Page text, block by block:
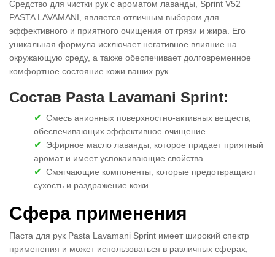
Средство для чистки рук с ароматом лаванды, Sprint V52
PASTA LAVAMANI, является отличным выбором для
эффективного и приятного очищения от грязи и жира. Его
уникальная формула исключает негативное влияние на
окружающую среду, а также обеспечивает долговременное
комфортное состояние кожи ваших рук.
Состав Pasta Lavamani Sprint:
Смесь анионных поверхностно-активных веществ,
обеспечивающих эффективное очищение.
Эфирное масло лаванды, которое придает приятный
аромат и имеет успокаивающие свойства.
Смягчающие компоненты, которые предотвращают
сухость и раздражение кожи.
Сфера применения
Паста для рук Pasta Lavamani Sprint имеет широкий спектр
применения и может использоваться в различных сферах,